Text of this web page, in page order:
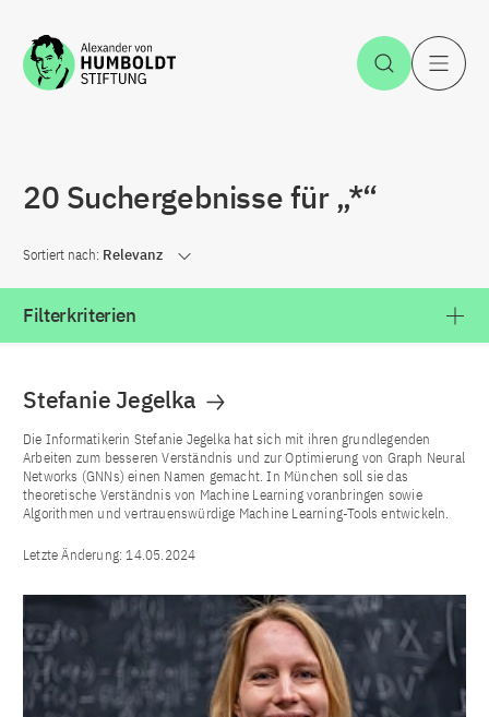
Zum Inhalt springen Suche
20 Suchergebnisse für „*“
Sortiert nach: Relevanz
Filterkriterien
Stefanie Jegelka
Die Informatikerin Stefanie Jegelka hat sich mit ihren grundlegenden
Arbeiten zum besseren Verständnis und zur Optimierung von Graph Neural
Networks (GNNs) einen Namen gemacht. In München soll sie das
theoretische Verständnis von Machine Learning voranbringen sowie
Algorithmen und vertrauenswürdige Machine Learning-Tools entwickeln.
Letzte Änderung:14.05.2024